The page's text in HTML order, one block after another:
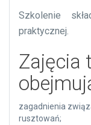
Szkolenie
praktycznej.
Zajęcia
zagadnienia
rusztowań;